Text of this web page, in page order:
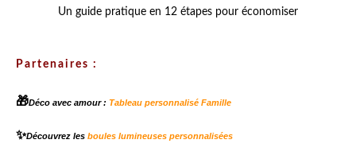
Un guide pratique en 12 étapes pour économiser
Partenaires :
🎁Déco avec amour : Tableau personnalisé Famille
✨Découvrez les boules lumineuses personnalisées